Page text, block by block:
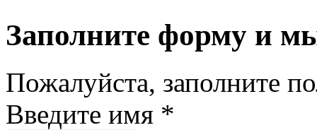
Заполните форму и
Пожалуйста, заполните
Введите имя *